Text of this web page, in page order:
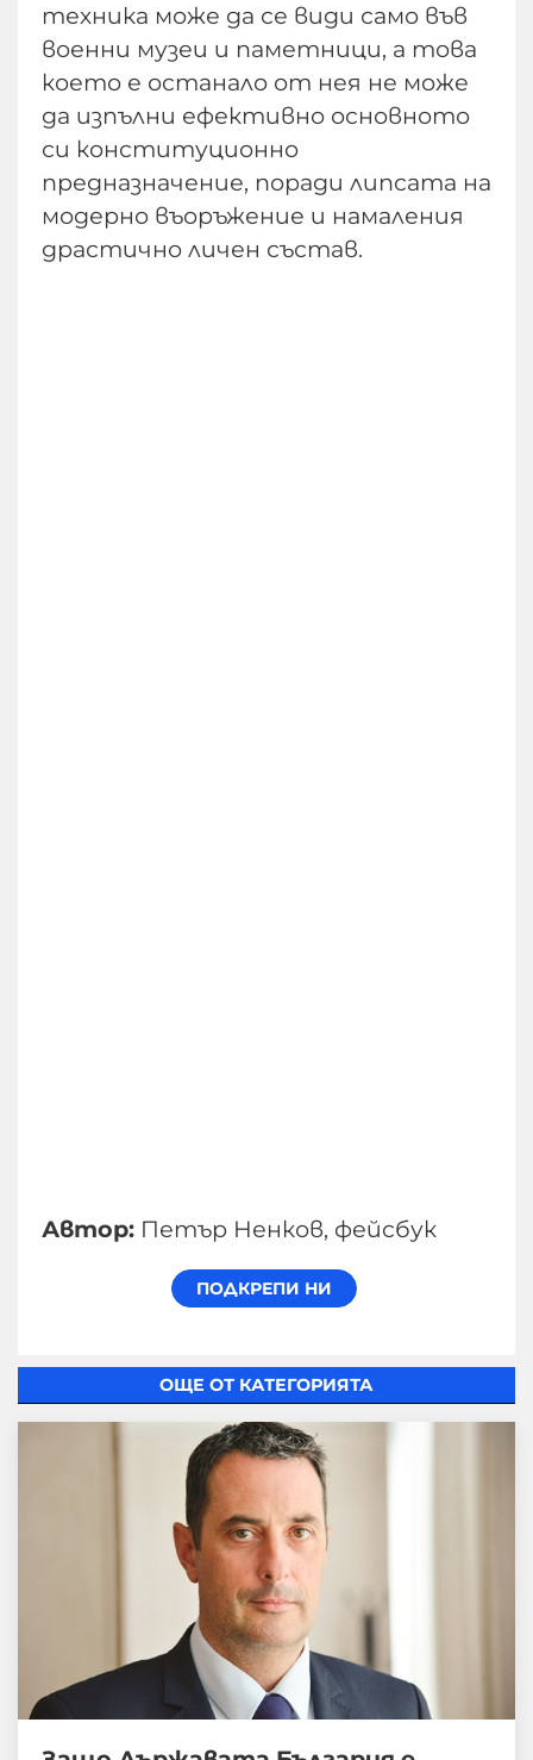
техника може да се види само във
военни музеи и паметници, а това
което е останало от нея не може
да изпълни ефективно основното
си конституционно
предназначение, поради липсата на
модерно въоръжение и намаления
драстично личен състав.
Автор: Петър Ненков, фейсбук
ОЩЕ ОТ КАТЕГОРИЯТА